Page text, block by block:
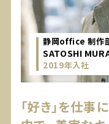
静岡office 制作
SATOSHI
2019年入社
「好き」を仕事